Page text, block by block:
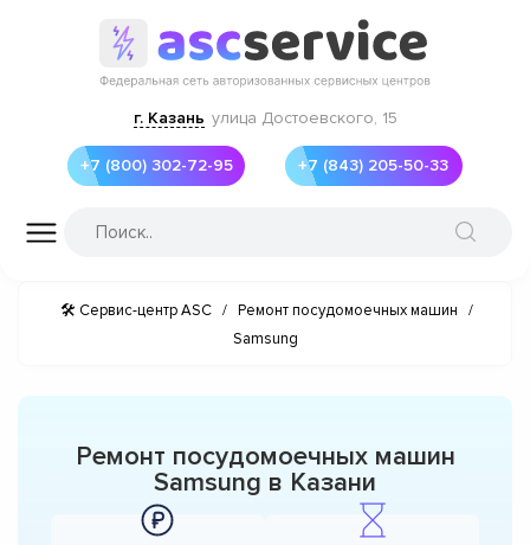
г. Казань улица Достоевского, 15
+7 (800) 302-72-95 +7 (843) 205-50-33
🛠 Сервис-центр ASC / Ремонт посудомоечных машин
/
Samsung
Ремонт посудомоечных машин
Samsung в Казани